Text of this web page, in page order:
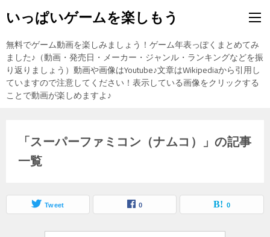
いっぱいゲームを楽しもう
無料でゲーム動画を楽しみましょう！ゲーム年表っぽくまとめてみ
ました♪（動画・発売日・メーカー・ジャンル・ランキングなどを振
り返りましょう）動画や画像はYoutube♪文章はWikipediaから引用し
ていますので注意してください！表示している画像をクリックする
ことで動画が楽しめますよ♪
「スーパーファミコン（ナムコ）」の記事
一覧
Tweet 0 0